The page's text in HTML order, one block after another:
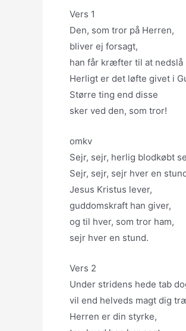
Vers 1
Den, som tror på Herren,
bliver ej forsagt,
han får kræfter til at nedslå
Herligt er det løfte givet i
Større ting end disse
sker ved den, som tror!
omkv
Sejr, sejr, herlig blodkøbt
Sejr, sejr, sejr hver en
Jesus Kristus lever,
guddomskraft han giver,
og til hver, som tror ham,
sejr hver en stund.
Vers 2
Under stridens hede tab
vil end helveds magt dig
Herren er din styrke,